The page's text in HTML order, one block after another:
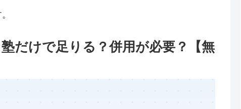
だけで足りる？併用が必要？【無